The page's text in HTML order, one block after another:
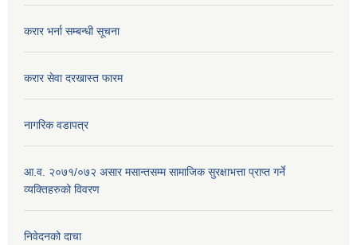
करार भर्ना सम्बन्धी सूचना
करार सेवा दरखास्त फारम
नागरिक वडापत्र
आ.व. २०७१/०७२ असार मसान्तसम्म सामाजिक सुरक्षाभत्ता प्राप्त गर्ने
व्यक्तिहरुको विवरण
निवेदनको दाचा